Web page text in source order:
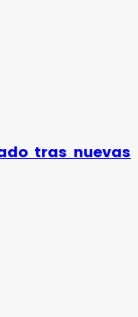
tras nuevas